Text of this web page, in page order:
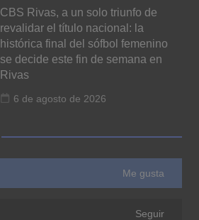
CBS Rivas, a un solo triunfo de
revalidar el título nacional: la
histórica final del sófbol femenino
se decide este fin de semana en
Rivas
6 de agosto de 2026
Me gusta
Seguir